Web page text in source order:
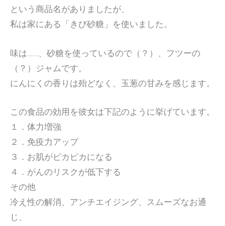
という商品名がありましたが、
私は家にある「きび砂糖」を使いました。
味は……、砂糖を使っているので（？）、フツーの
（？）ジャムです。
にんにくの香りは殆どなく、玉葱の甘みを感じます。
この食品の効用を彼女は下記のように挙げています。
１．体力増強
２．免疫力アップ
３．お肌がピカピカになる
４．がんのリスクが低下する
その他
冷え性の解消、アンチエイジング、スムーズなお通
じ、